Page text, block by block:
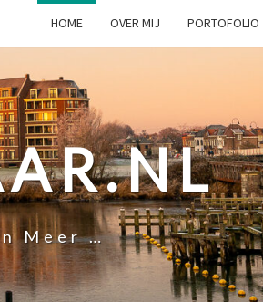
HOME OVER MIJ PORTOFOLIO
Meer …